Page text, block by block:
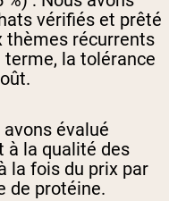
vérifiés et prêté
thèmes récurrents
la tolérance
avons évalué
à la qualité des
la fois du prix par
de protéine.